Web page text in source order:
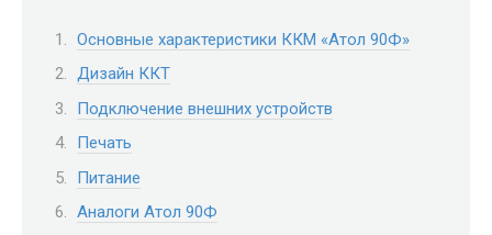
Основные характеристики ККМ «Атол 90Ф»
Дизайн ККТ
Подключение внешних устройств
Печать
Питание
Аналоги Атол 90Ф